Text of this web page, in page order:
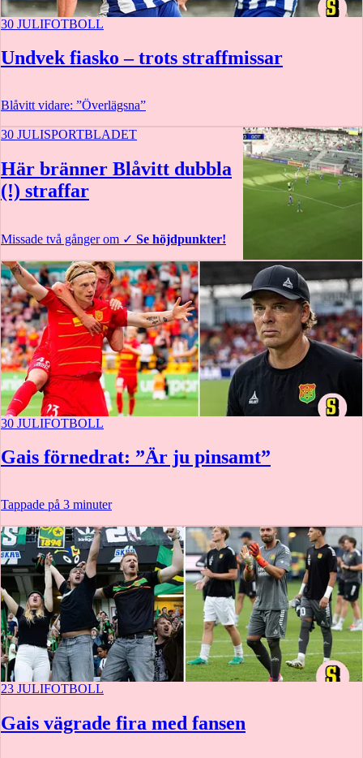
30 JULIFOTBOLL
Undvek fiasko – trots straffmissar
Blåvitt vidare: ”Överlägsna”
30 JULISPORTBLADET
Här bränner Blåvitt dubbla
(!) straffar
Missade två gånger om ✓ Se höjdpunkter!
2:48
30 JULIFOTBOLL
Gais förnedrat: ”Är ju pinsamt”
Tappade på 3 minuter
23 JULIFOTBOLL
Gais vägrade fira med fansen